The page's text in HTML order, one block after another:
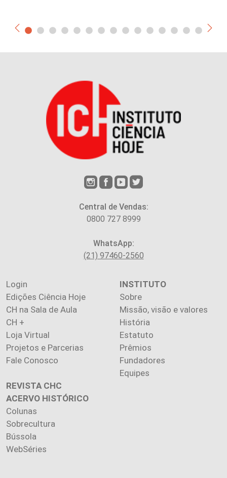
Central de Vendas:
0800 727 8999
WhatsApp:
(21) 97460-2560
Login
Edições Ciência Hoje
CH na Sala de Aula
CH +
Loja Virtual
Projetos e Parcerias
Fale Conosco
INSTITUTO
Sobre
Missão, visão e valores
História
Estatuto
Prêmios
Fundadores
Equipes
REVISTA CHC
ACERVO HISTÓRICO
Colunas
Sobrecultura
Bússola
WebSéries